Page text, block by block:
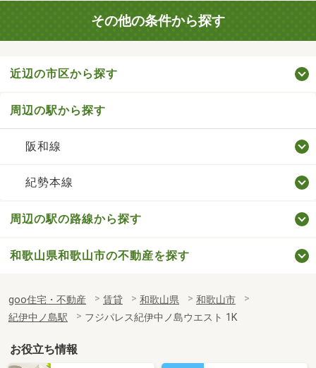
その他の条件から探す
近辺の市区から探す
周辺の駅から探す
阪和線
紀勢本線
周辺の駅の路線から探す
和歌山県和歌山市の不動産を探す
goo住宅・不動産 賃貸 和歌山県
和歌山市
紀伊中ノ島駅
フジパレス紀伊中ノ島ウエスト 1K
お役立ち情報